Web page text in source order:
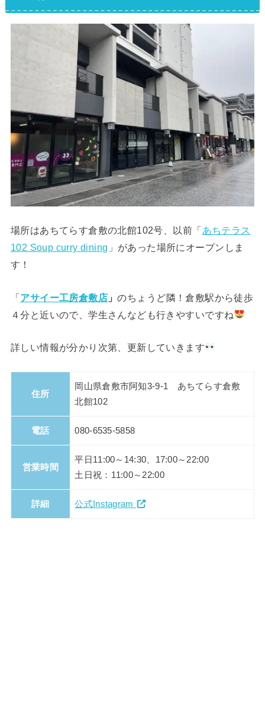
場所はあちてらす倉敷の北館102号、以前「 あちテラス
102 Soup curry dining 」があった場所にオープンしま
す！
「アサイー工房倉敷店 」のちょうど隣！倉敷駅から徒歩
４分と近いので、学生さんなども行きやすいですね
詳しい情報が分かり次第、更新していきます
住所
岡山県倉敷市阿知3-9-1 あちてらす倉敷
北館102
電話 080-6535-5858
営業時間
平日11:00～14:30、17:00～22:00
土日祝：11:00～22:00
詳細 公式Instagram